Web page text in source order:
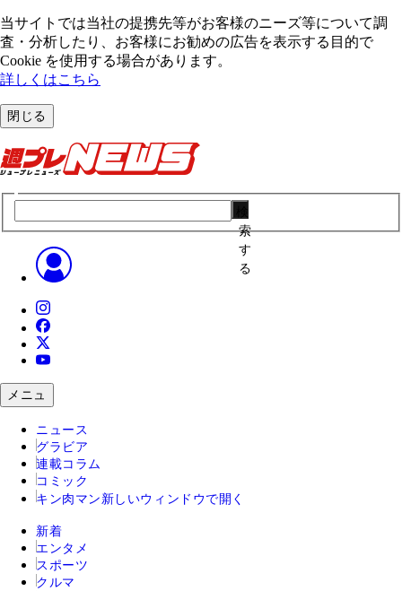
当サイトでは当社の提携先等がお客様のニーズ等について調
査・分析したり、お客様にお勧めの広告を表⽰する⽬的で
Cookie を使⽤する場合があります。
詳しくはこちら
閉じる
索
す
る
メニュ
ニュース
グラビア
連載コラム
コミック
キン肉マン 新しいウィンドウで開く
新着
エンタメ
スポーツ
クルマ